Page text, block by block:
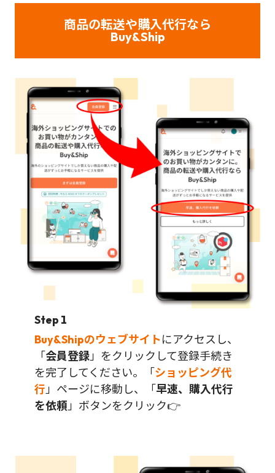
商品の転送や購入代行なら
Buy&Ship
Step 1
Buy&Shipのウェブサイトにアクセスし、
「会員登録」をクリックして登録手続き
を完了してください。「ショッピング代
行」ページに移動し、「早速、購入代行
を依頼」ボタンをクリック👉